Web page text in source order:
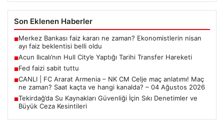
Son Eklenen Haberler
■Merkez Bankası faiz kararı ne zaman? Ekonomistlerin nisan
ayı faiz beklentisi belli oldu
■Acun Ilıcalı’nın Hull City’e Yaptığı Tarihi Transfer Hareketi
■Fed faizi sabit tuttu
■CANLI | FC Ararat Armenia – NK CM Celje maç anlatımı! Maç
ne zaman? Saat kaçta ve hangi kanalda? – 04 Ağustos 2026
■Tekirdağ’da Su Kaynakları Güvenliği İçin Sıkı Denetimler ve
Büyük Ceza Kesintileri